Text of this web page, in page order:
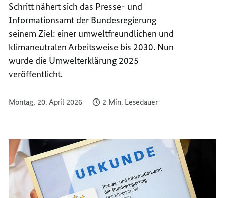
Schritt nähert sich das Presse- und
Informationsamt der Bundesregierung
seinem Ziel: einer umweltfreundlichen und
klimaneutralen Arbeitsweise bis 2030. Nun
wurde die Umwelterklärung 2025
veröffentlicht.
Montag, 20. April 2026 2 Min. Lesedauer